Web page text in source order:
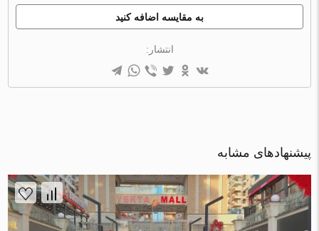
به مقایسه اضافه کنید
انتشار:
پیشنهادهای مشابه